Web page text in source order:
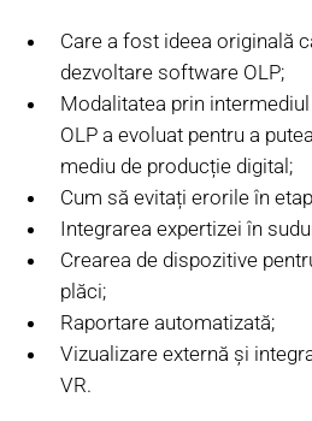
Care a fost ideea originală
dezvoltare software OLP;
Modalitatea prin
OLP a evoluat pentru a
mediu de producție digital;
Cum să evitați erorile în
Integrarea expertizei în
Crearea de dispozitive
plăci;
Raportare automatizată;
Vizualizare externă și
VR.